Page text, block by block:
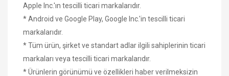
Apple Inc.'ın tescilli ticari markalarıdır.
* Android ve Google Play, Google Inc.'in tescilli ticari
markalarıdır.
* Tüm ürün, şirket ve standart adlar ilgili sahiplerinin ticari
markaları veya tescilli ticari markalarıdır.
* Ürünlerin görünümü ve özellikleri haber verilmeksizin